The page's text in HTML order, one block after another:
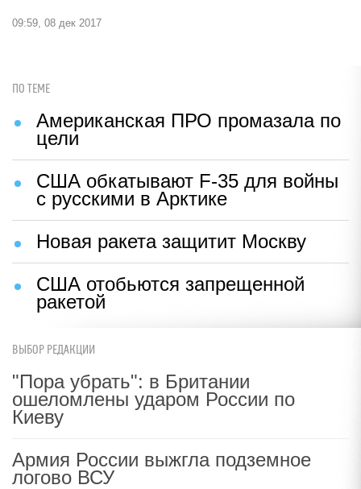
09:59, 08 дек 2017
ПО ТЕМЕ
Американская ПРО промазала по
цели
США обкатывают F-35 для войны
с русскими в Арктике
Новая ракета защитит Москву
США отобьются запрещенной
ракетой
ВЫБОР РЕДАКЦИИ
"Пора убрать": в Британии
ошеломлены ударом России по
Киеву
Армия России выжгла подземное
логово ВСУ